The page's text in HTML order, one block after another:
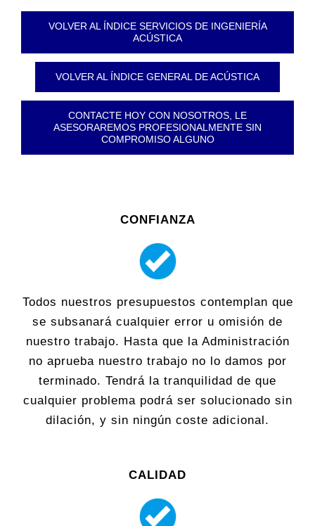
VOLVER AL ÍNDICE SERVICIOS DE INGENIERÍA
ACÚSTICA
VOLVER AL ÍNDICE GENERAL DE ACÚSTICA
CONTACTE HOY CON NOSOTROS, LE
ASESORAREMOS PROFESIONALMENTE SIN
COMPROMISO ALGUNO
CONFIANZA
Todos nuestros presupuestos contemplan que
se subsanará cualquier error u omisión de
nuestro trabajo. Hasta que la Administración
no aprueba nuestro trabajo no lo damos por
terminado. Tendrá la tranquilidad de que
cualquier problema podrá ser solucionado sin
dilación, y sin ningún coste adicional.
CALIDAD